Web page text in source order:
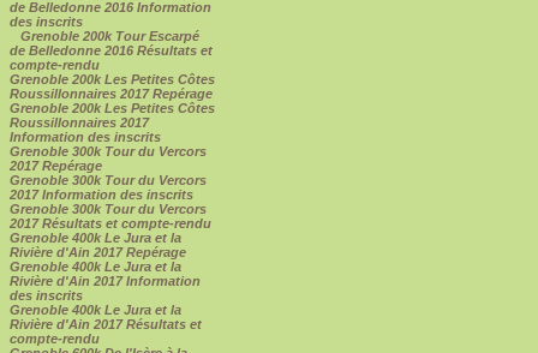
de Belledonne 2016 Information
des inscrits
Grenoble 200k Tour Escarpé
de Belledonne 2016 Résultats et
compte-rendu
Grenoble 200k Les Petites Côtes
Roussillonnaires 2017 Repérage
Grenoble 200k Les Petites Côtes
Roussillonnaires 2017
Information des inscrits
Grenoble 300k Tour du Vercors
2017 Repérage
Grenoble 300k Tour du Vercors
2017 Information des inscrits
Grenoble 300k Tour du Vercors
2017 Résultats et compte-rendu
Grenoble 400k Le Jura et la
Rivière d'Ain 2017 Repérage
Grenoble 400k Le Jura et la
Rivière d'Ain 2017 Information
des inscrits
Grenoble 400k Le Jura et la
Rivière d'Ain 2017 Résultats et
compte-rendu